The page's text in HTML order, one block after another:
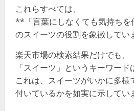
これらすべては、
**「言葉にしなくても気持ち
のスイーツの役割を象徴してい
楽天市場の検索結果だけでも、
「スイーツ」というキーワード
これは、スイーツがいかに多様
付いているかを如実に示してい